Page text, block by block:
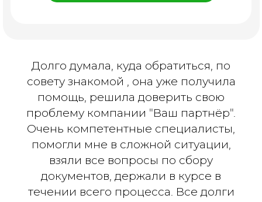
Долго думала, куда обратиться, по
совету знакомой , она уже получила
помощь, решила доверить свою
проблему компании "Ваш партнёр".
Очень компетентные специалисты,
помогли мне в сложной ситуации,
взяли все вопросы по сбору
документов, держали в курсе в
течении всего процесса. Все долги